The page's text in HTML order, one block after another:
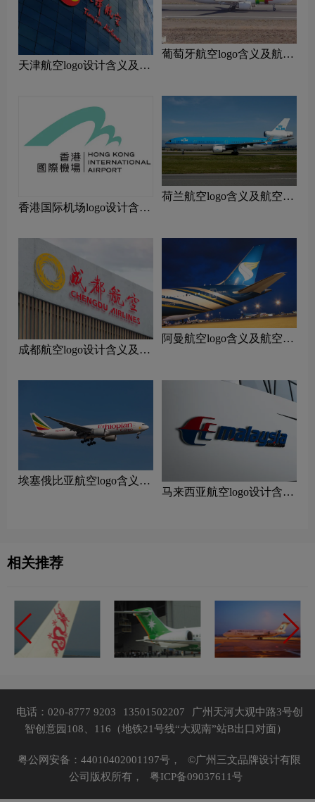
天津航空logo设计含义及设
‌葡萄牙航空logo含义及航空
香港国际机场logo设计含义
荷兰航空logo含义及航空品
成都航空logo设计含义及设
阿曼航空logo含义及航空品
‌埃塞俄比亚航空logo含义及
马来西亚航空logo设计含义
相关推荐
电话：020-8777 9203 13501502207
广州天河大观中路3号创
智创意园108、116（地铁21号线“大观南”站B出口对面）
粤公网安备：44010402001197号，
©广州三文品牌设计有限
公司版权所有，
粤ICP备09037611号